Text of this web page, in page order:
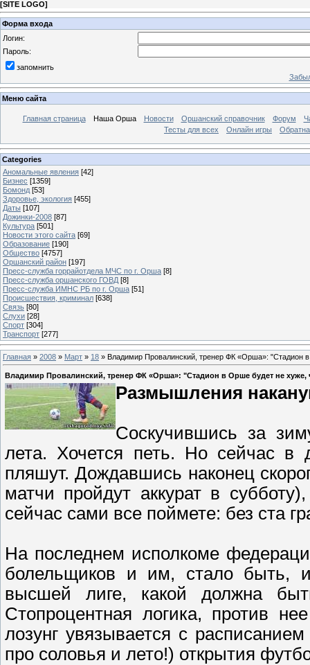
[SITE LOGO]
Форма входа
Логин:
Пароль:
запомнить
Меню сайта
Главная страница Наша Орша Новости Оршанский справочник Форум
Тесты для всех
Онлайн игры
Categories
Аномальные явления [42]
Бизнес [1359]
Бомонд [53]
Здоровье, экология [455]
Даты [107]
Дожинки-2008 [87]
Культура [501]
Новости этого сайта [69]
Образование [190]
Общество [4757]
Оршанский район [197]
Пресс-служба горрайотдела МЧС по г. Орша [8]
Пресс-служба оршанского ГОВД [8]
Пресс-служба ИМНС РБ по г. Орша [51]
Проиcшествия, криминал [638]
Связь [80]
Слухи [28]
Спорт [304]
Транспорт [277]
Главная » 2008 » Март » 18 » Владимир Провалинский, тренер ФК «Орша»: "Стадион
Владимир Провалинский, тренер ФК «Орша»: "Стадион в Орше будет не хуже,
Размышления
Соскучившись за
лета. Хочется петь. Но сейчас в
пляшут. Дождавшись наконец
матчи пройдут аккурат в
сейчас сами все поймете: без ста
На последнем исполкоме
болельщиков и им, стало быть,
высшей лиге, какой должна
Стопроцентная логика, против
лозунг увязывается с
про соловья и лето!) открытия